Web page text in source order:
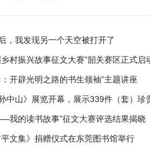
，我发现另一个天空被打开了
村振兴故事征文大赛”韶关赛区正式启
开辟光明之路的书生领袖”主题讲座
中山》展览开幕，展示339件（套）珍
我的读书故事”征文大赛评选结果揭晓
平文集》捐赠仪式在东莞图书馆举行